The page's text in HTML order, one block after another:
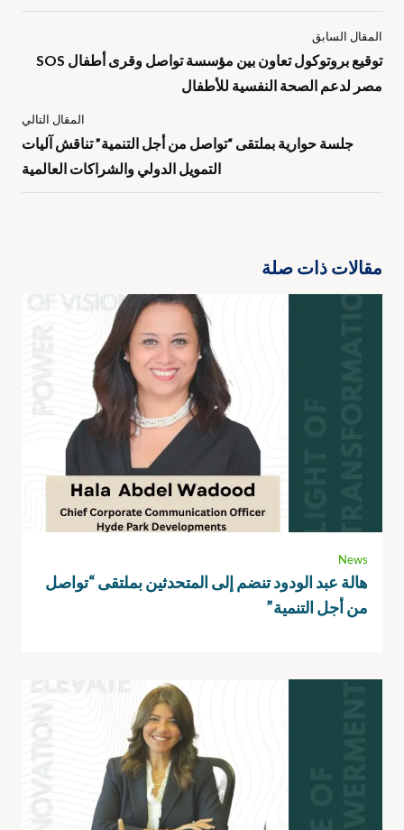
المقال السابق
توقيع بروتوكول تعاون بين مؤسسة تواصل وقرى أطفال SOS
مصر لدعم الصحة النفسية للأطفال
المقال التالي
جلسة حوارية بملتقى “تواصل من أجل التنمية” تناقش آليات
التمويل الدولي والشراكات العالمية
مقالات ذات صلة
News
هالة عبد الودود تنضم إلى المتحدثين بملتقى “تواصل
من أجل التنمية”